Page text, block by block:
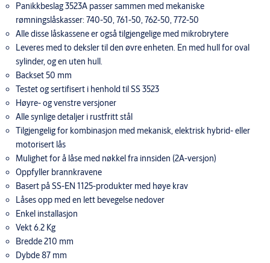
Panikkbeslag 3523A passer sammen med mekaniske
rømningslåskasser: 740-50, 761-50, 762-50, 772-50
Alle disse låskassene er også tilgjengelige med mikrobrytere
Leveres med to deksler til den øvre enheten. En med hull for oval
sylinder, og en uten hull.
Backset 50 mm
Testet og sertifisert i henhold til SS 3523
Høyre- og venstre versjoner
Alle synlige detaljer i rustfritt stål
Tilgjengelig for kombinasjon med mekanisk, elektrisk hybrid- eller
motorisert lås
Mulighet for å låse med nøkkel fra innsiden (2A-versjon)
Oppfyller brannkravene
Basert på SS-EN 1125-produkter med høye krav
Låses opp med en lett bevegelse nedover
Enkel installasjon
Vekt 6.2 Kg
Bredde 210 mm
Dybde 87 mm